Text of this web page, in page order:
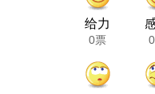
给力
0票